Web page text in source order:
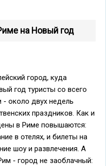
на Новый год
город, куда
год туристы со всего
- около двух недель
праздников. Как и
в Риме повышаются:
в отелях, и билеты на
шоу и развлечения. А
- город не заоблачный: